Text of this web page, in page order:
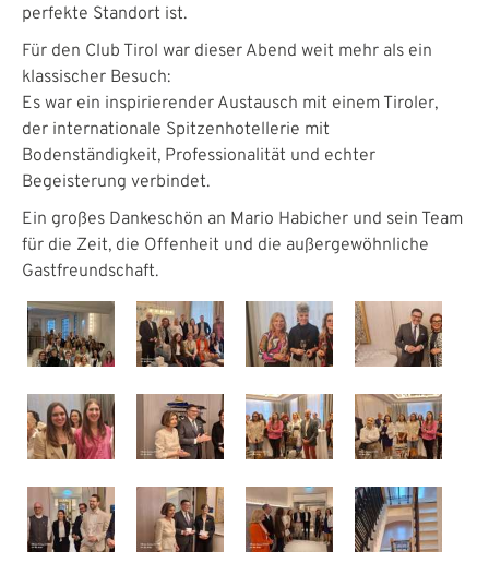
perfekte Standort ist.
Für den Club Tirol war dieser Abend weit mehr als ein
klassischer Besuch:
Es war ein inspirierender Austausch mit einem Tiroler,
der internationale Spitzenhotellerie mit
Bodenständigkeit, Professionalität und echter
Begeisterung verbindet.
Ein großes Dankeschön an Mario Habicher und sein Team
für die Zeit, die Offenheit und die außergewöhnliche
Gastfreundschaft.